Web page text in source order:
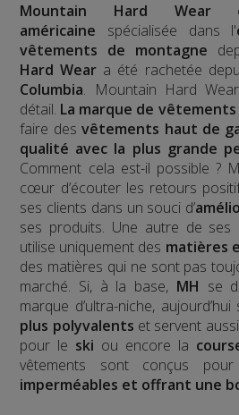
Mountain Hard Wear
américaine spécialisée dans l'
vêtements de montagne
Hard Wear a été rachetée
Columbia. Mountain Hard
détail. La marque de
faire desvêtements haut de
qualité avec la plus grande
Comment cela est-il possible ?
cœur d’écouter les retours
ses clients dans un souci d’
ses produits. Une autre de ses
utilise uniquement des matières
des matières qui ne sont pas
marché. Si, à la base, MH se
marque d’ultra-niche, aujourd’hui
plus polyvalents et servent
pour le ski ou encore la
vêtements sont conçus
imperméables et offrant une